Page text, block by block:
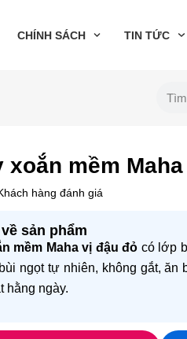
CHÍNH SÁCH TIN TỨC
xoắn mềm
hàng đánh giá
sản phẩm
mềm Maha vị đậu đỏ có lớp
ngọt tự nhiên, không gắt,
hằng ngày.